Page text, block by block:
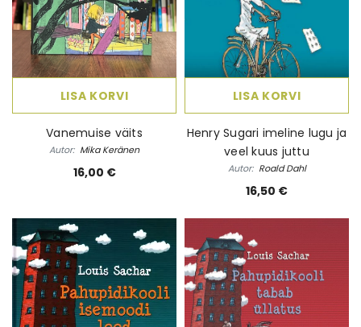
LISA KORVI
Vanemuise väits
Autor: Mika Keränen
16,00 €
LISA KORVI
Henry Sugari imeline lugu ja
veel kuus juttu
Autor: Roald Dahl
16,50 €